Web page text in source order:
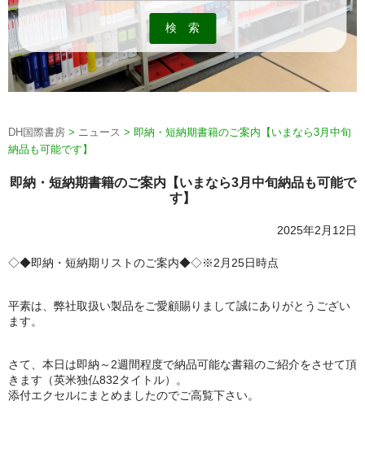
DH国際書房 > ニュース > 即納・短納期書籍のご案内【いまなら3月中旬
納品も可能です】
即納・短納期書籍のご案内【いまなら3月中旬納品も可能で
す】
2025年2月12日
◇◆即納・短納期リストのご案内◆◇※2月25日時点
平素は、弊社取扱い製品をご愛顧賜りまして誠にありがとうござい
ます。
さて、本日は即納～2週間程度で納品可能な書籍のご紹介をさせて頂
きます（英米独仏832タイトル）。
添付エクセルにまとめましたのでご高覧下さい。